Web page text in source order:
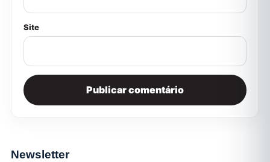
Site
Newsletter